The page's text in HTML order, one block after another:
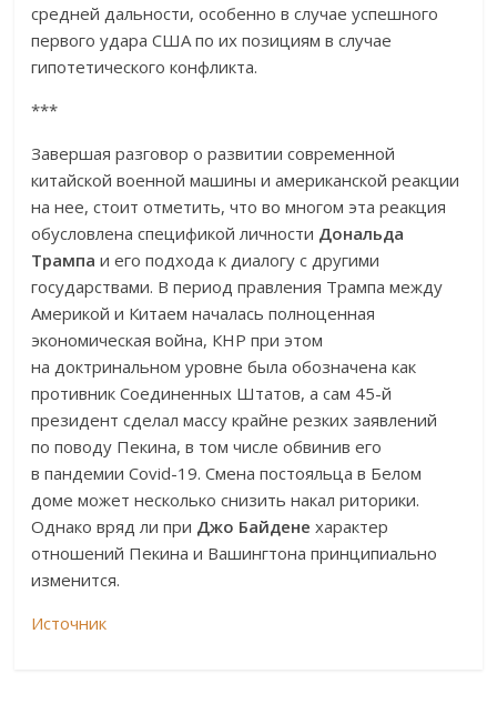
средней дальности, особенно в случае успешного
первого удара США по их позициям в случае
гипотетического конфликта.
***
Завершая разговор о развитии современной
китайской военной машины и американской реакции
на нее, стоит отметить, что во многом эта реакция
обусловлена спецификой личности Дональда
Трампа и его подхода к диалогу с другими
государствами. В период правления Трампа между
Америкой и Китаем началась полноценная
экономическая война, КНР при этом
на доктринальном уровне была обозначена как
противник Соединенных Штатов, а сам 45-й
президент сделал массу крайне резких заявлений
по поводу Пекина, в том числе обвинив его
в пандемии Covid-19. Смена постояльца в Белом
доме может несколько снизить накал риторики.
Однако вряд ли при Джо Байдене характер
отношений Пекина и Вашингтона принципиально
изменится.
Источник